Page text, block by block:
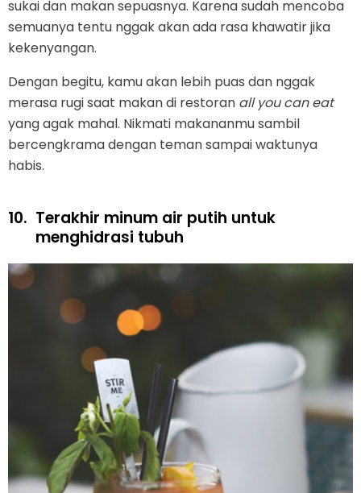
sukai dan makan sepuasnya. Karena sudah mencoba
semuanya tentu nggak akan ada rasa khawatir jika
kekenyangan.
Dengan begitu, kamu akan lebih puas dan nggak
merasa rugi saat makan di restoran all you can eat
yang agak mahal. Nikmati makananmu sambil
bercengkrama dengan teman sampai waktunya
habis.
10. Terakhir minum air putih untuk
menghidrasi tubuh